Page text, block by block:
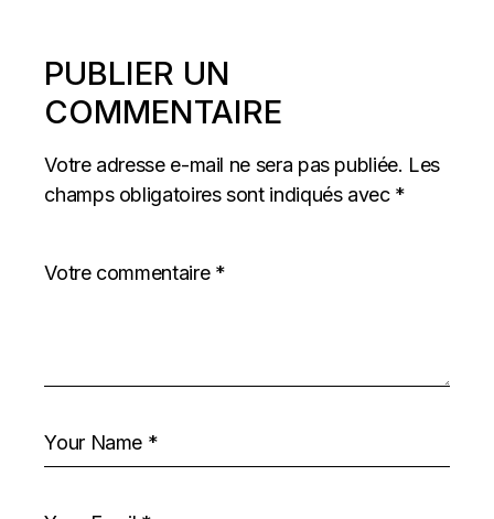
PUBLIER UN
COMMENTAIRE
Votre adresse e-mail ne sera pas publiée. Les
champs obligatoires sont indiqués avec *